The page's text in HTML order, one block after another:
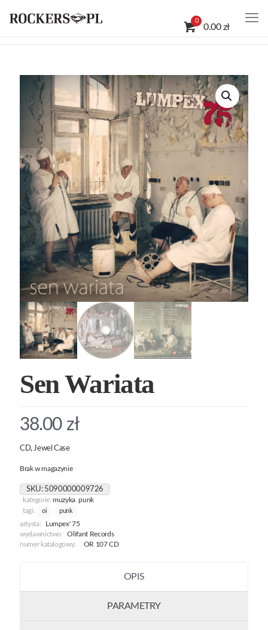
0
0.00 zł
Sen Wariata
38.00 zł
CD, Jewel Case
Brak w magazynie
SKU: 5090000009726
kategorie:muzyka,punk
tagi:
oi punk
artysta:
Lumpex' 75
wydawnictwo:
Olifant Records
numer katalogowy:
OR 107 CD
OPIS
PARAMETRY